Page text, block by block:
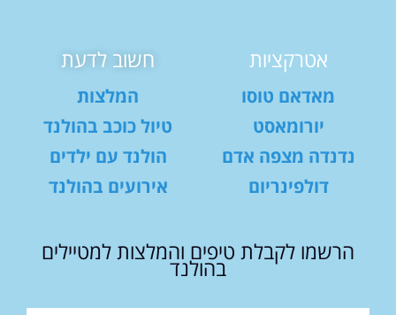
אטרקציות
מאדאם טוסו
יורומאסט
נדנדה מצפה אדם
דולפינריום
חשוב לדעת
המלצות
טיול כוכב בהולנד
הולנד עם ילדים
אירועים בהולנד
הרשמו לקבלת טיפים והמלצות למטיילים
בהולנד